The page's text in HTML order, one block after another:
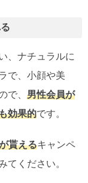
、ナチュラルに
で、小顔や美
で、 男性会員が
効果的です。
貰えるキャンペ
てください。